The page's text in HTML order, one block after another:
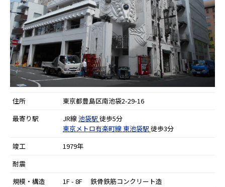
住所
東京都豊島区南池袋2-29-16
最寄り駅
JR線池袋駅 徒歩5分
東京メトロ有楽町線 東池袋駅 徒歩3分
竣工
1979年
耐震
規模・構造
1F - 8F 鉄骨鉄筋コンクリート造